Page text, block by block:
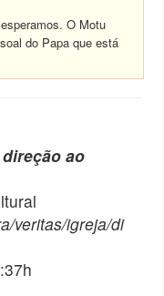
O Motu
do Papa que está
ao
veritas/igreja/di